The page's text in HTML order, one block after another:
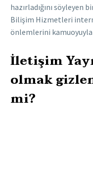
hazırladığını söyleyen
Bilişim Hizmetleri
önlemlerini kamuoyuyla
İletişim
olmak
mi?